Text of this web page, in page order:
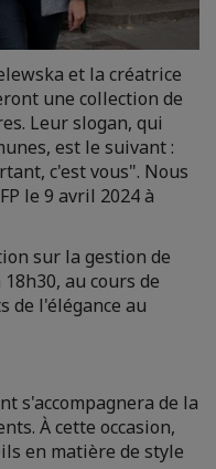
et la créatrice
une collection de
Leur slogan, qui
est le suivant :
c'est vous". Nous
le 9 avril 2024 à
sur la gestion de
au cours de
de l'élégance au
s'accompagnera de la
À cette occasion,
en matière de style